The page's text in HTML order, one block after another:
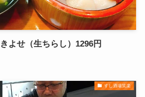
よせ（生ちらし）1296円
すし酒場笑楽